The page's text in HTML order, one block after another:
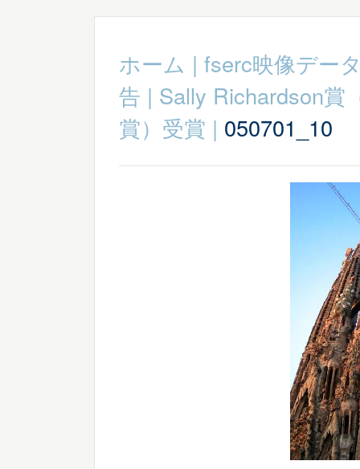
ホーム | fserc映像デー
告 | Sally Richardson賞
賞）受賞 | 050701_10